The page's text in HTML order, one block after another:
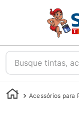
Busque tintas,
Acessórios para